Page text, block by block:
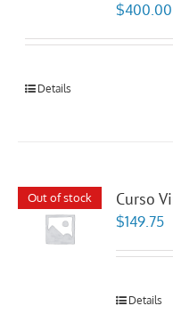
$400.00
Details
Out of stock Curso
$149.75
Details